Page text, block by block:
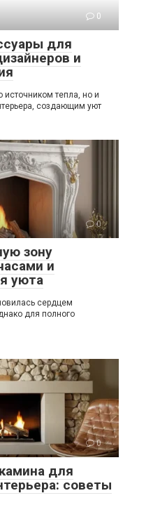
0
для
и
источником тепла, но и
создающим уют
0
зону
и
уюта
сердцем
для полного
0
для
советы